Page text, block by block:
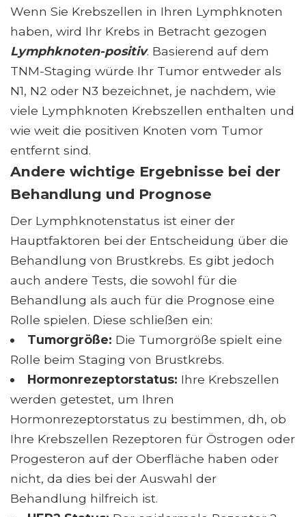
Wenn Sie Krebszellen in Ihren Lymphknoten
haben, wird Ihr Krebs in Betracht gezogen
Lymphknoten-positiv. Basierend auf dem
TNM-Staging würde Ihr Tumor entweder als
N1, N2 oder N3 bezeichnet, je nachdem, wie
viele Lymphknoten Krebszellen enthalten und
wie weit die positiven Knoten vom Tumor
entfernt sind.
Andere wichtige Ergebnisse bei der
Behandlung und Prognose
Der Lymphknotenstatus ist einer der
Hauptfaktoren bei der Entscheidung über die
Behandlung von Brustkrebs. Es gibt jedoch
auch andere Tests, die sowohl für die
Behandlung als auch für die Prognose eine
Rolle spielen. Diese schließen ein:
Tumorgröße: Die Tumorgröße spielt eine
Rolle beim Staging von Brustkrebs.
Hormonrezeptorstatus: Ihre Krebszellen
werden getestet, um Ihren
Hormonrezeptorstatus zu bestimmen, dh, ob
Ihre Krebszellen Rezeptoren für Östrogen oder
Progesteron auf der Oberfläche haben oder
nicht, da dies bei der Auswahl der
Behandlung hilfreich ist.